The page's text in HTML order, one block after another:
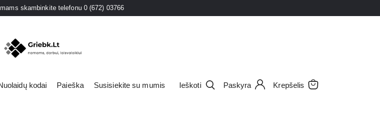
skambinkite telefonu 0 (672) 03766
kodai Paieška Susisiekite su mumis Ieškoti Paskyra Krepšelis